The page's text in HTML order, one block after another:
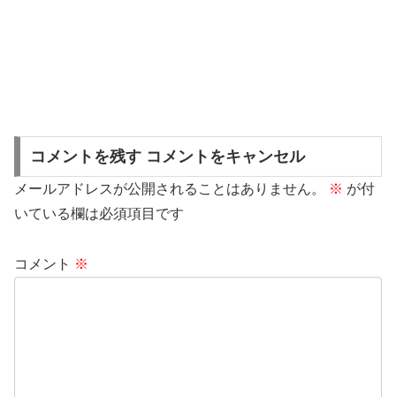
コメントを残す コメントをキャンセル
メールアドレスが公開されることはありません。 ※ が付
いている欄は必須項目です
コメント ※